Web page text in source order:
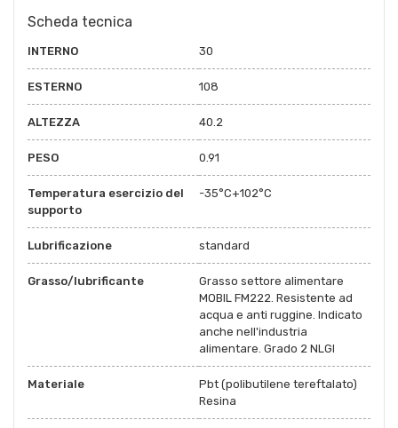
Scheda tecnica
INTERNO 30
ESTERNO 108
ALTEZZA 40.2
PESO 0.91
Temperatura esercizio del
supporto
-35°C+102°C
Lubrificazione standard
Grasso/lubrificante
Grasso settore alimentare
MOBIL FM222. Resistente ad
acqua e anti ruggine. Indicato
anche nell'industria
alimentare. Grado 2 NLGI
Materiale
Pbt (polibutilene tereftalato)
Resina